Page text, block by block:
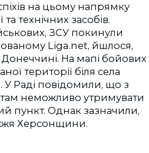
на цьому напрямку
технічних засобів.
ЗСУ покинули
Liga.net, йшлося,
На мапі бойових
території біля села
. У Раді повідомили, що з
неможливо утримувати
пункт. Однак зазначили,
Херсонщини.